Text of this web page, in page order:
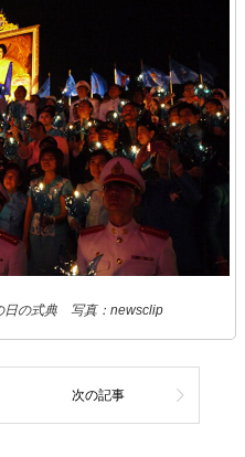
日の式典 写真：newsclip
次の記事